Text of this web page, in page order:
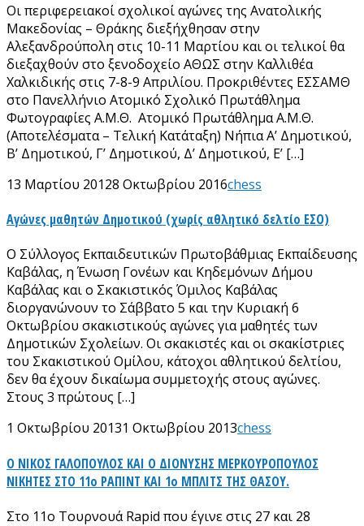
Οι περιφερειακοί σχολικοί αγώνες της Ανατολικής
Μακεδονίας – Θράκης διεξήχθησαν στην
Αλεξανδρούπολη στις 10-11 Μαρτίου και οι τελικοί θα
διεξαχθούν στο ξενοδοχείο ΑΘΩΣ στην Καλλιθέα
Χαλκιδικής στις 7-8-9 Απριλίου. Προκριθέντες ΕΣΣΑΜΘ
στο Πανελλήνιο Ατομικό Σχολικό Πρωτάθλημα
Φωτογραφίες Α.Μ.Θ. Ατομικό Πρωτάθλημα Α.Μ.Θ.
(Αποτελέσματα – Τελική Κατάταξη) Νήπια Α’ Δημοτικού,
B’ Δημοτικού, Γ’ Δημοτικού, Δ’ Δημοτικού, Ε’ […]
13 Μαρτίου 20128 Οκτωβρίου 2016chess
Αγώνες μαθητών Δημοτικού (χωρίς αθλητικό δελτίο ΕΣΟ)
Ο Σύλλογος Εκπαιδευτικών Πρωτοβάθμιας Εκπαίδευσης
Καβάλας, η Ένωση Γονέων και Κηδεμόνων Δήμου
Καβάλας και ο Σκακιστικός Όμιλος Καβάλας
διοργανώνουν το Σάββατο 5 και την Κυριακή 6
Οκτωβρίου σκακιστικούς αγώνες για μαθητές των
Δημοτικών Σχολείων. Οι σκακιστές και οι σκακίστριες
του Σκακιστικού Ομίλου, κάτοχοι αθλητικού δελτίου,
δεν θα έχουν δικαίωμα συμμετοχής στους αγώνες.
Στους 3 πρώτους […]
1 Οκτωβρίου 20131 Οκτωβρίου 2013chess
Ο ΝΙΚΟΣ ΓΑΛΟΠΟΥΛΟΣ ΚΑΙ Ο ΔΙΟΝΥΣΗΣ ΜΕΡΚΟΥΡΟΠΟΥΛΟΣ
ΝΙΚΗΤΕΣ ΣΤΟ 11ο ΡΑΠΙΝΤ ΚΑΙ 1ο ΜΠΛΙΤΣ ΤΗΣ ΘΑΣΟΥ.
Στο 11ο Τουρνουά Rapid που έγινε στις 27 και 28